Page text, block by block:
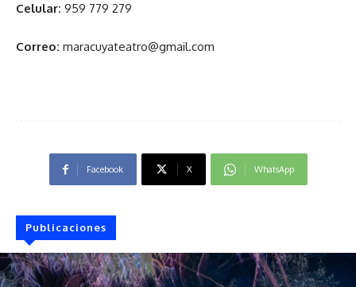
Celular: 959 779 279
Correo: maracuyateatro@gmail.com
Facebook X WhatsApp
Publicaciones